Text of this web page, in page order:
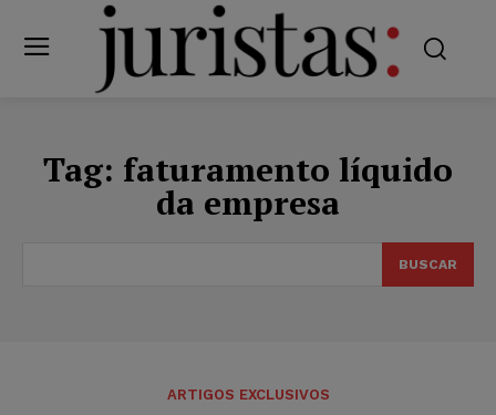
Tag: faturamento líquido
da empresa
BUSCAR
ARTIGOS EXCLUSIVOS